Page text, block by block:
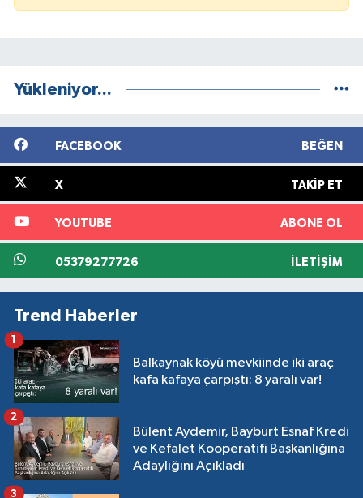
Yükleniyor...
FACEBOOK BEĞEN
X TAKIP ET
YOUTUBE ABONE OL
05379277726 İLETIŞIM
Trend Haberler
Balkaynak köyü mevkiinde iki araç
kafa kafaya çarpıştı: 8 yaralı var!
1
Bülent Aydemir, Bayburt Esnaf Kredi
ve Kefalet Kooperatifi Başkanlığına
Adaylığını Açıkladı
2
3